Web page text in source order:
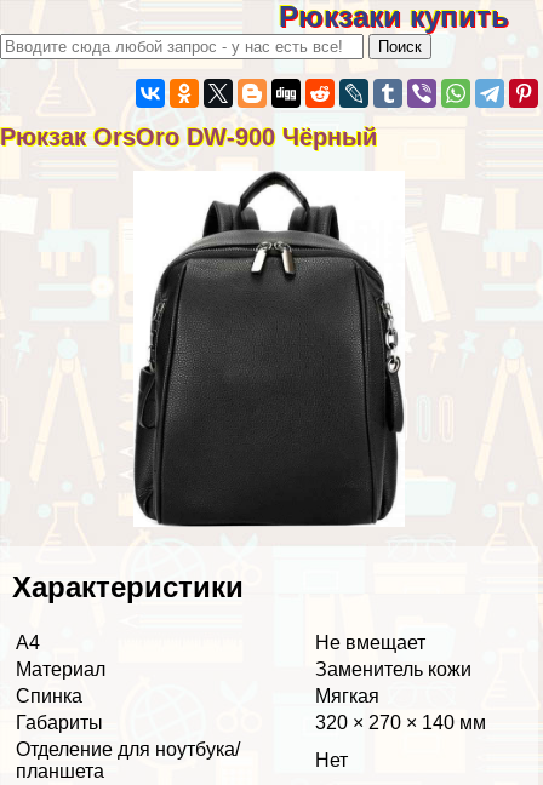
Рюкзаки купить
Рюкзак OrsOro DW-900 Чёрный
Хаpaктеристики
А4
Не вмещает
Материал
Заменитель кожи
Спинка
Мягкая
Габариты
320 × 270 × 140 мм
Отделение для ноутбука/
планшета
Нет